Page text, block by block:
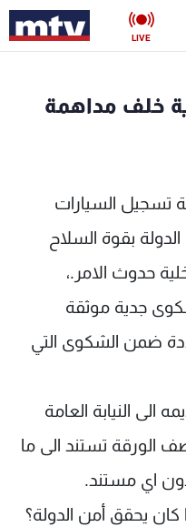
LIVE
خلف مداهمة
تسجيل السيارات
بقوة السلاح
حدوث الامر.،
جدية موثقة
ضمن الشكوى التي
الى النيابة العامة
الورقة تستند الى ما
اي مستند.
كان يحقق أمن الدولة؟